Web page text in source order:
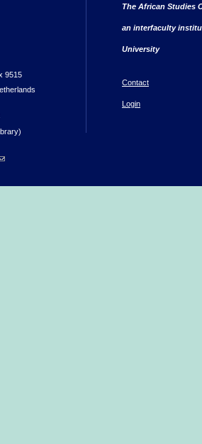
9515
sends e-mail)
The African Studies
an interfaculty
University
Contact
Login